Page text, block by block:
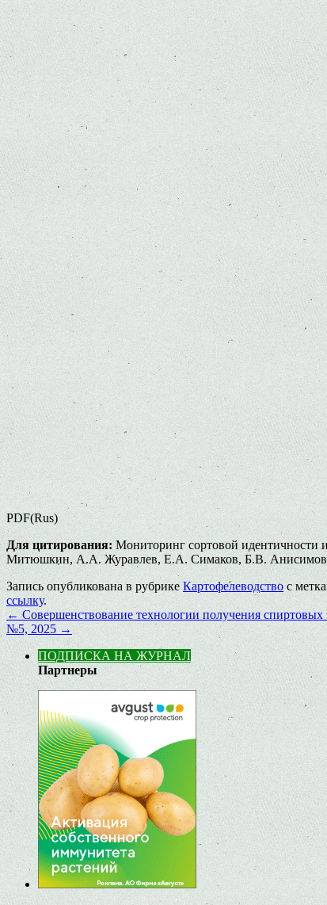
PDF(Rus)
Для цитирования:Мониторинг сортовой
Митюшкин, А.А. Журавлев, Е.А. Симаков, Б.В. Анисимов
Запись опубликована в рубрикеКартофелеводствос
ссылку.
← Совершенствование технологии получения спиртовых
№5, 2025 →
ПОДПИСКА НА ЖУРНАЛ
Партнеры